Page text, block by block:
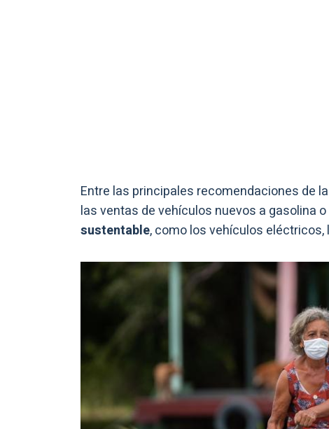
Entre las principales recomendaciones de
las ventas de vehículos nuevos a gasolina
sustentable, como los vehículos